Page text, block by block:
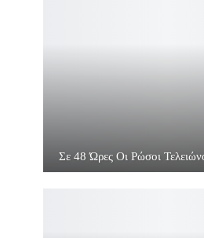
Σε 48 Ώρες Οι Ρώσοι